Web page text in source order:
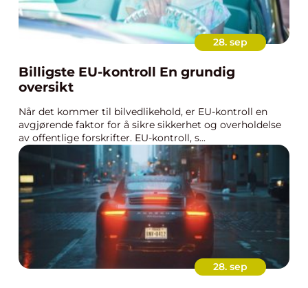
28. sep
Billigste EU-kontroll En grundig
oversikt
Når det kommer til bilvedlikehold, er EU-kontroll en
avgjørende faktor for å sikre sikkerhet og overholdelse
av offentlige forskrifter. EU-kontroll, s...
28. sep